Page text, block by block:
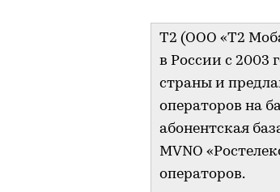
Т2 (ООО «Т2
в России с 2003
страны и
операторов на
абонентская
MVNO
операторов.